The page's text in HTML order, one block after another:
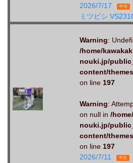
2026/7/17
中古
ミツビシ
Warning:
/home/
nouki.jp/
content/
on line 197
Warning:
on null in /
nouki.jp/
content/
on line 197
2026/7/11
中古